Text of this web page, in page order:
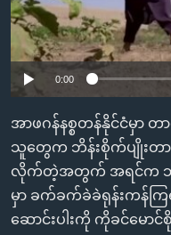
ပင်မ
ညွန်း
စာမျက်နှာ
ကျော်
ကြည့်
ရန်
ရှာဖွေ
ရန်
ရုပ်ရှင်ထဲက အင်္ဂလိပ်စာ
သုတပဒေသာ အင်္ဂလိပ်စာ
တီဗွီ
ရေဒီယို/တီဗွီအစီအစဉ်
Learning English
ဘာသာစကားများ
0:00
အာဖဂန်နစ္စတန်နိုင်ငံမှာ
သူတွေက ဘိန်းစိုက်ပျိုးတာ
လိုက်တဲ့အတွက် အရင်က ဘိ
မှာ ခက်ခက်ခဲခဲရုန်းကန်ကြ
ဆောင်းပါးကို ကိုခင်မောင်စို